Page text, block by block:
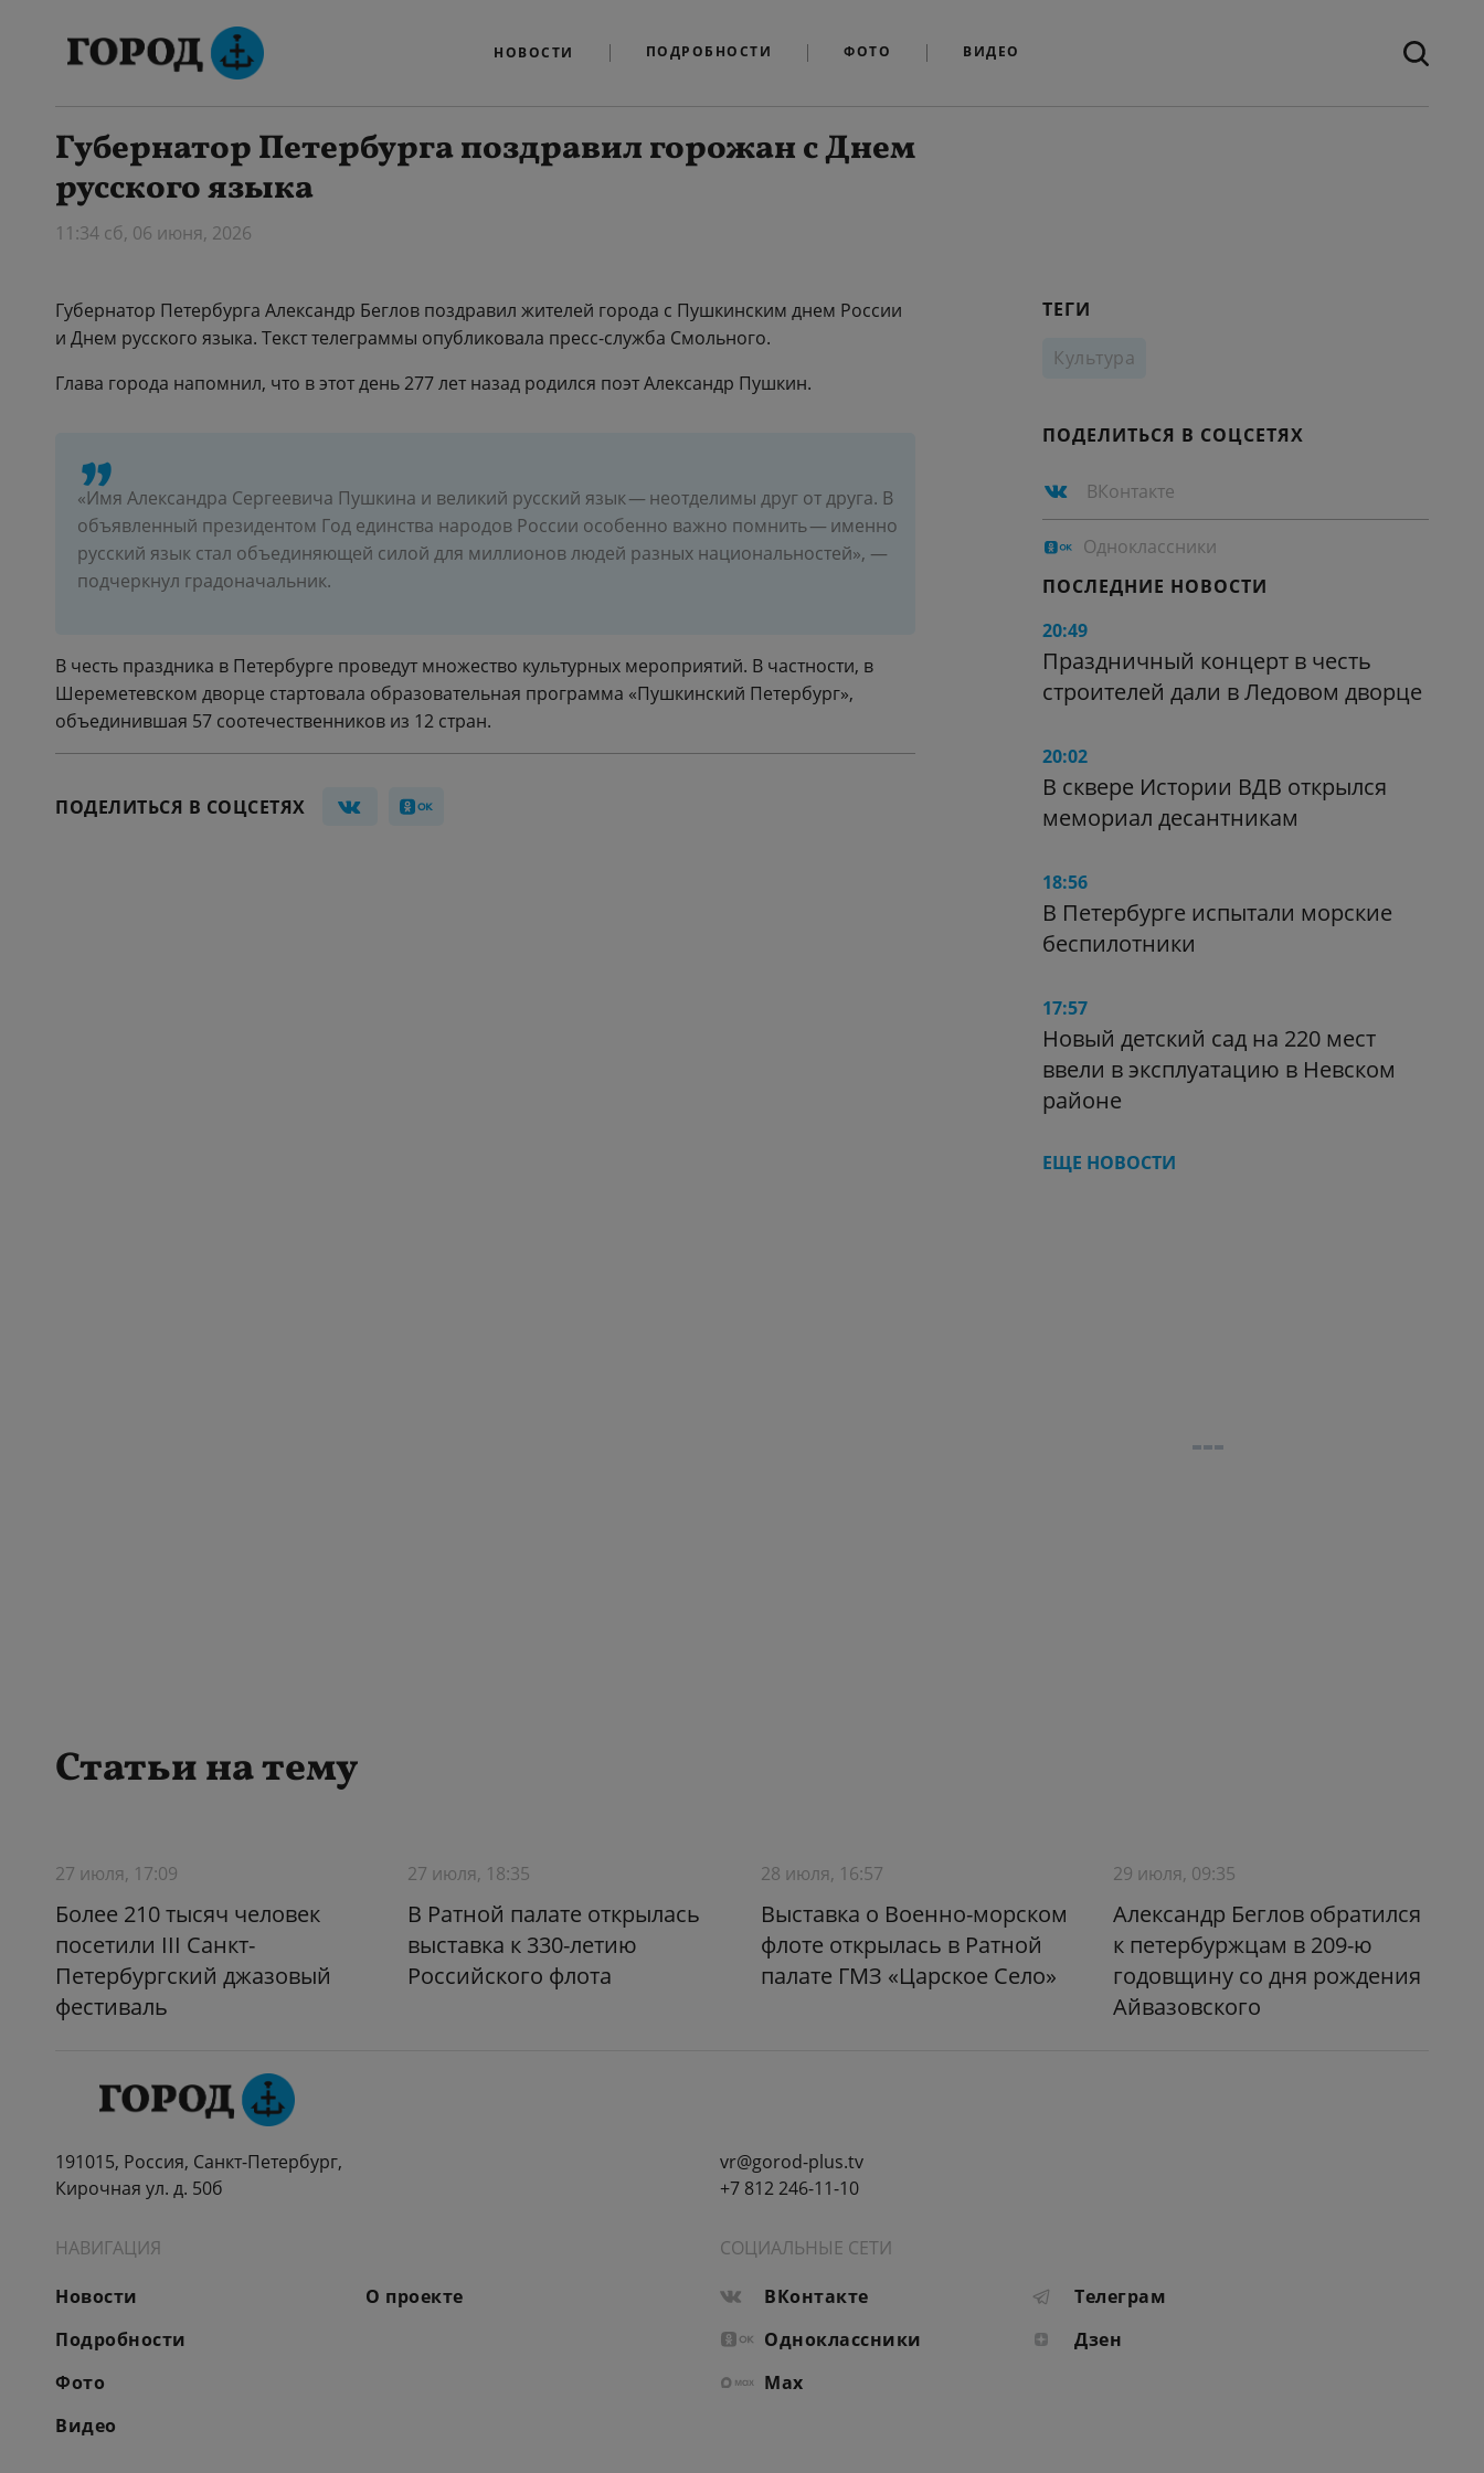
НОВОСТИ ПОДРОБНОСТИ ФОТО ВИДЕО
Губернатор Петербурга поздравил горожан с Днем
русского языка
11:34 сб, 06 июня, 2026
Губернатор Петербурга Александр Беглов поздравил жителей города с Пушкинским днем России
и Днем русского языка. Текст телеграммы опубликовала пресс-служба Смольного.
Глава города напомнил, что в этот день 277 лет назад родился поэт Александр Пушкин.
«Имя Александра Сергеевича Пушкина и великий русский язык — неотделимы друг от друга. В
объявленный президентом Год единства народов России особенно важно помнить — именно
русский язык стал объединяющей силой для миллионов людей разных национальностей», —
подчеркнул градоначальник.
В честь праздника в Петербурге проведут множество культурных мероприятий. В частности, в
Шереметевском дворце стартовала образовательная программа «Пушкинский Петербург»,
объединившая 57 соотечественников из 12 стран.
ПОДЕЛИТЬСЯ В СОЦСЕТЯХ
ТЕГИ
Культура
ПОДЕЛИТЬСЯ В СОЦСЕТЯХ
ВКонтакте
Одноклассники
ПОСЛЕДНИЕ НОВОСТИ
20:49
Праздничный концерт в честь
строителей дали в Ледовом дворце
20:02
В сквере Истории ВДВ открылся
мемориал десантникам
18:56
В Петербурге испытали морские
беспилотники
17:57
Новый детский сад на 220 мест
ввели в эксплуатацию в Невском
районе
ЕЩЕ НОВОСТИ
Статьи на тему
27 июля, 17:09
Более 210 тысяч человек
посетили III Санкт-
Петербургский джазовый
фестиваль
27 июля, 18:35
В Ратной палате открылась
выставка к 330-летию
Российского флота
28 июля, 16:57
Выставка о Военно-морском
флоте открылась в Ратной
палате ГМЗ «Царское Село»
29 июля, 09:35
Александр Беглов обратился
к петербуржцам в 209-ю
годовщину со дня рождения
Айвазовского
191015, Россия, Санкт-Петербург,
Кирочная ул. д. 50б
vr@gorod-plus.tv
+7 812 246-11-10
НАВИГАЦИЯ
Новости
Подробности
Фото
Видео
О проекте
СОЦИАЛЬНЫЕ СЕТИ
ВКонтакте
Телеграм
Одноклассники
Дзен
Max